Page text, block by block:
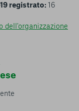
registrato: 16
dell'organizzazione